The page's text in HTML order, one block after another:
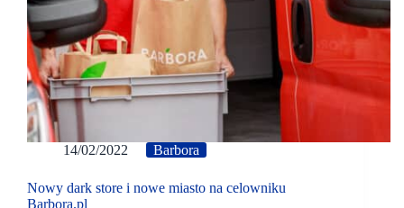
14/02/2022 Barbora
Nowy dark store i nowe miasto na celowniku
Barbora.pl